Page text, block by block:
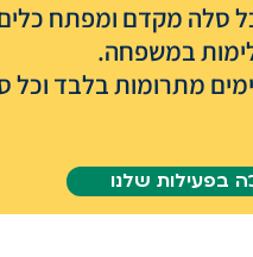
סלה מקדם ומפתח כלים
במשפחה.
מתרומות בלבד וכל
בפעילות שלנו